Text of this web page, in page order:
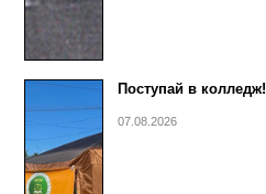
Поступай в колледж!
07.08.2026